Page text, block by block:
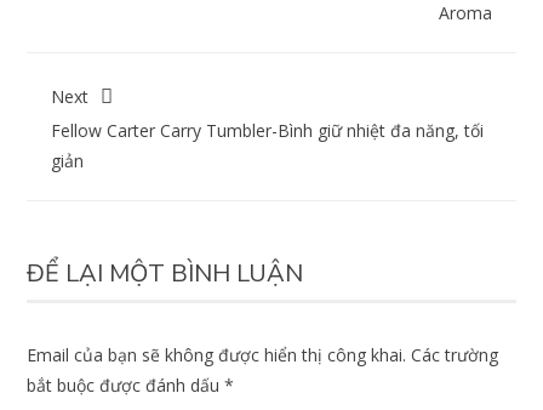
Aroma
Next
Fellow Carter Carry Tumbler-Bình giữ nhiệt đa năng, tối
giản
ĐỂ LẠI MỘT BÌNH LUẬN
Email của bạn sẽ không được hiển thị công khai. Các trường
bắt buộc được đánh dấu*